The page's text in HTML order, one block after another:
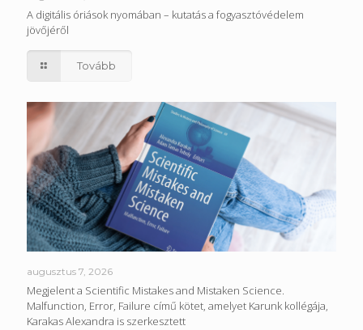
A digitális óriások nyomában – kutatás a fogyasztóvédelem
jövőjéről
Tovább
augusztus 7, 2026
Megjelent a Scientific Mistakes and Mistaken Science.
Malfunction, Error, Failure című kötet, amelyet Karunk kollégája,
Karakas Alexandra is szerkesztett